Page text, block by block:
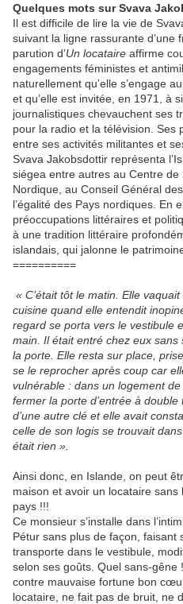
Quelques mots sur Svava
Il est difficile de lire la vie de
suivant la ligne rassurante d’une
parution d’Un locataire affirme
engagements féministes et
naturellement qu’elle s’engage
et qu’elle est invitée, en 1971, à
journalistiques chevauchent ses
pour la radio et la télévision. Ses
entre ses activités militantes et
Svava Jakobsdottir représenta
siégea entre autres au Centre
Nordique, au Conseil Général
l’égalité des Pays nordiques. En
préoccupations littéraires et
à une tradition littéraire
islandais, qui jalonne le
==========
« C’était tôt le matin. Elle
cuisine quand elle entendit
regard se porta vers le vestibule
main. Il était entré chez eux
la porte. Elle resta sur place,
se le reprocher après coup car
vulnérable : dans un logement
fermer la porte d’entrée à
d’une autre clé et elle avait
celle de son logis se trouvait
était rien ».
Ainsi donc, en Islande, on peut
maison et avoir un locataire
pays !!!
Ce monsieur s’installe dans
Pétur sans plus de façon, faisant
transporte dans le vestibule,
selon ses goûts. Quel sans-gêne
contre mauvaise fortune bon
locataire, ne fait pas de bruit, ne